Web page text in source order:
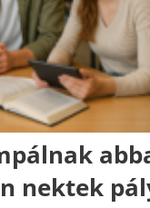
nektek